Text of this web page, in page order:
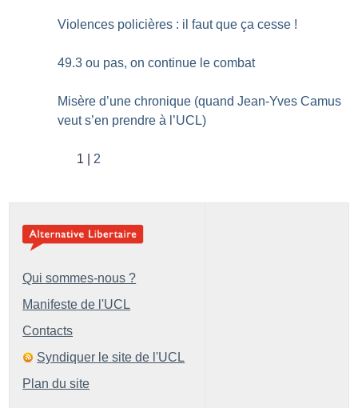
Violences policières : il faut que ça cesse !
49.3 ou pas, on continue le combat
Misère d’une chronique (quand Jean-Yves Camus
veut s’en prendre à l’UCL)
1 2
Qui sommes-nous ?
Manifeste de l'UCL
Contacts
Syndiquer le site de l'UCL
Plan du site